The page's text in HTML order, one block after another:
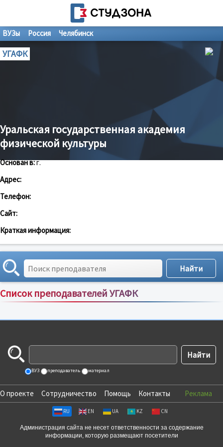
ВУЗы Россия Челябинск
УГАФК
Уральская государственная академия
физической культуры
Основан в:г.
Адрес:
Телефон:
Сайт:
Краткая информация:
Список преподавателей УГАФК
Сортировка по:имени;рейтингу;отзывам
ВУЗ преподаватель материал
О проекте Сотрудничество Помощь Контакты Реклама
RU EN UA KZ CN
Администрация сайта не несет ответственности за содержание
информации, которую размещают посетители